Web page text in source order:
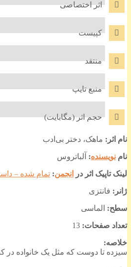
اثر اختصاصی
کپیست
منتقد
منبع تایپ
حجم اثر (مگابایت)
نام اثر: ماهک، دختر بی‌ادب
نام نویسنده: آلباتروس
لینک تاپیک اثر در انجمن: تمام شده –
ژانر: فانتزی
سطح: الماسی
تعداد صفحات:
خلاصه:
سیزده تا دوست که مثل یک خانواده در